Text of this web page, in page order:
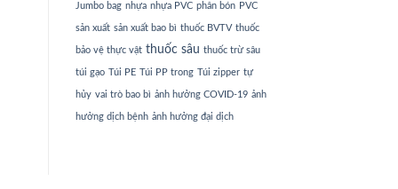
Jumbo bag nhựa nhựa PVC phân bón PVC
sản xuất sản xuất bao bì thuốc BVTV thuốc
bảo vệ thực vật thuốc sâu thuốc trừ sâu
túi gạo Túi PE Túi PP trong Túi zipper tự
hủy vai trò bao bì ảnh hưởng COVID-19 ảnh
hưởng dịch bệnh ảnh hưởng đại dịch